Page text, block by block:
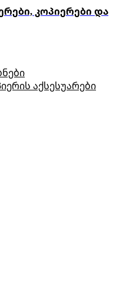
კოპიერები და
აქსესუარები